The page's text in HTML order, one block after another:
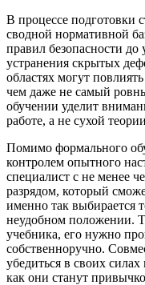
В процессе подготовки
сводной нормативной
правил безопасности до
устранения скрытых
областях могут
чем даже не самый
обучении уделит
работе, а не сухой
Помимо формального
контролем опытного
специалист с не менее
разрядом, который
именно так выбирается
неудобном положении.
учебника, его нужно
собственноручно.
убедиться в своих
как они станут